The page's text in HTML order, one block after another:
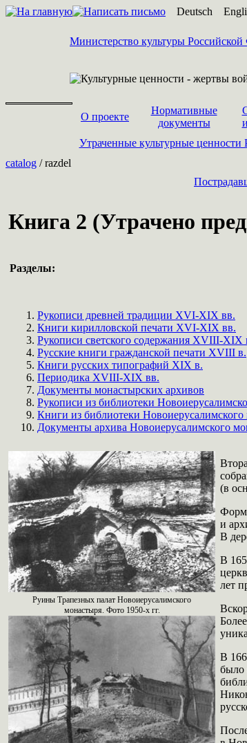
Deutsch
Министерство культуры
О проекте
Нормативные
документы
Утраченные культурные ценности
catalog / razdel
Книга 2 (Утрачено
Разделы:
Рукописи древней традиции XVI-XIX вв.
Книги кирилловской печати XVI-XIX вв.
Рукописи светского содержания XVIII-XIX
Русские книги гражданской печати XVIII в.
Книги русских типографий XIX в.
Периодика XVIII-XIX вв.
Документы монастырских архивов
Рукописи из библиотеки
Книги из библиотеки
Документы архива Новоиерусалимского
Руины Трапезных палат Новоиерусалимского
монастыря. Фото 1950-х гг.
(в
и
В
В
лет
В
было